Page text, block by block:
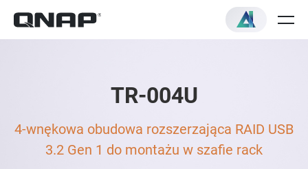
TR-004U
4-wnękowa obudowa rozszerzająca RAID USB
3.2 Gen 1 do montażu w szafie rack